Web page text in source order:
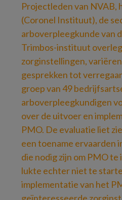
Projectleden van NVAB,
(Coronel Instituut), de
arboverpleegkunde van
Trimbos-instituut
zorginstellingen,
gesprekken tot
groep van 49
arboverpleegkundigen
over de uitvoer en
PMO. De evaluatie liet
een toename ervaarden
die nodig zijn om PMO
lukte echter niet te
implementatie van het